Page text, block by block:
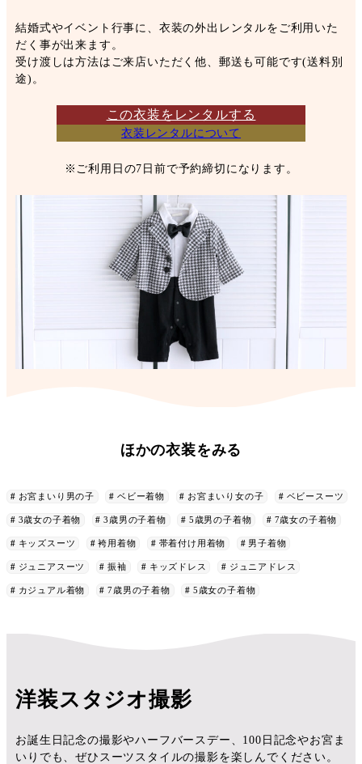
結婚式やイベント行事に、衣装の外出レンタルをご利用いた
だく事が出来ます。
受け渡しは方法はご来店いただく他、郵送も可能です(送料別
途)。
この衣装をレンタルする
衣装レンタルについて
※ご利用日の7日前で予約締切になります。
ほかの衣装をみる
お宮まいり男の子 ベビー着物 お宮まいり女の子 ベビースーツ
3歳女の子着物 3歳男の子着物 5歳男の子着物 7歳女の子着物
キッズスーツ 袴用着物 帯着付け用着物 男子着物
ジュニアスーツ 振袖 キッズドレス ジュニアドレス
カジュアル着物 7歳男の子着物 5歳女の子着物
洋装スタジオ撮影
お誕生日記念の撮影やハーフバースデー、100日記念やお宮ま
いりでも、ぜひスーツスタイルの撮影を楽しんでください。